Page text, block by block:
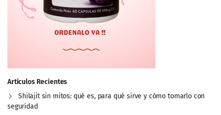
Artículos Recientes
Shilajit sin mitos: qué es, para qué sirve y cómo tomarlo con
seguridad